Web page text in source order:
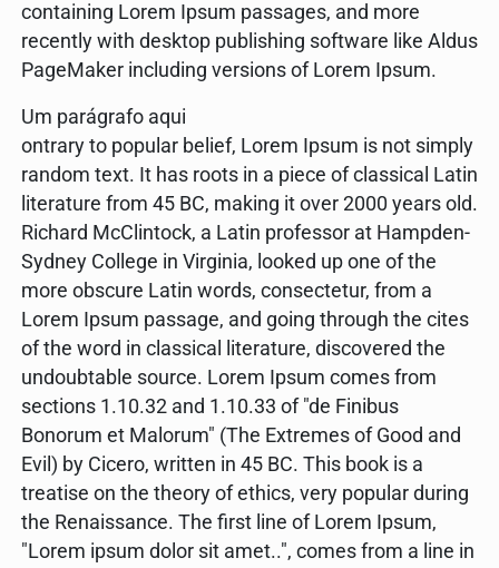
containing Lorem Ipsum passages, and more
recently with desktop publishing software like Aldus
PageMaker including versions of Lorem Ipsum.
Um parágrafo aqui
ontrary to popular belief, Lorem Ipsum is not simply
random text. It has roots in a piece of classical Latin
literature from 45 BC, making it over 2000 years old.
Richard McClintock, a Latin professor at Hampden-
Sydney College in Virginia, looked up one of the
more obscure Latin words, consectetur, from a
Lorem Ipsum passage, and going through the cites
of the word in classical literature, discovered the
undoubtable source. Lorem Ipsum comes from
sections 1.10.32 and 1.10.33 of "de Finibus
Bonorum et Malorum" (The Extremes of Good and
Evil) by Cicero, written in 45 BC. This book is a
treatise on the theory of ethics, very popular during
the Renaissance. The first line of Lorem Ipsum,
"Lorem ipsum dolor sit amet..", comes from a line in